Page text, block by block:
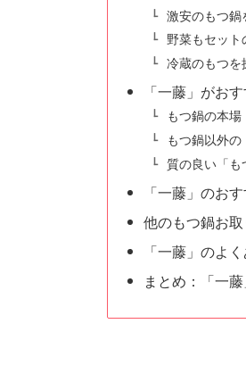
激安のもつ鍋
野菜もセット
冷蔵のもつを
「一藤」がお
もつ鍋の本
もつ鍋以外
質の良い「も
「一藤」のお
他のもつ鍋お
「一藤」のよ
まとめ：「一